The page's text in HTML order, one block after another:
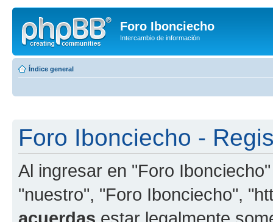
Foro Ibonciecho
Intercambio de información
Índice general
Foro Ibonciecho -
Al ingresar en "Foro
"nuestro", "Foro Ibonciecho",